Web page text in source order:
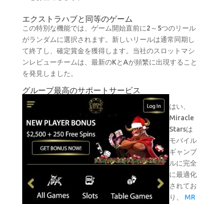
エクストラハブと同等のゲーム
この特別な機能では、ゲーム開始直前に2～5つのリール
がランダムに選択されます。新しいリールは通常同期し
て終了し、確定賞金を獲得します。当社のスロットマシ
ンレビューチームは、最新のKとAが頻繁に出現すること
を発見しました。
グループ最高のサポートサービス
はい、
Miracle
Starsは
モバイル
ギャンブ
ルに完全
に最適化
されてお
り、 MR